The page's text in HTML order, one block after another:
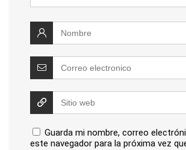
Guarda mi nombre, correo
este navegador para la próxima vez